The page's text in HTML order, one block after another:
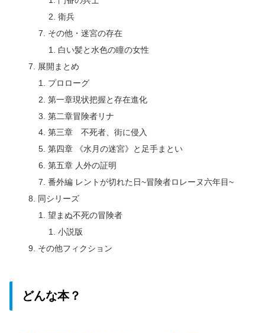
衛兵
その他・迷宮の存在
白い髪と水色の瞳の女性
展開まとめ
プロローグ
第一章現状把握と存在進化
第二章冒険者リナ
第三章 不死者、街に侵入
第四章 《水月の迷宮》と足手まとい
第五章 人外の証明
番外編 レントが切れた日~冒険者ロレーヌ六年目~
同シリーズ
望まぬ不死の冒険者
小説版
その他フィクション
どんな本？